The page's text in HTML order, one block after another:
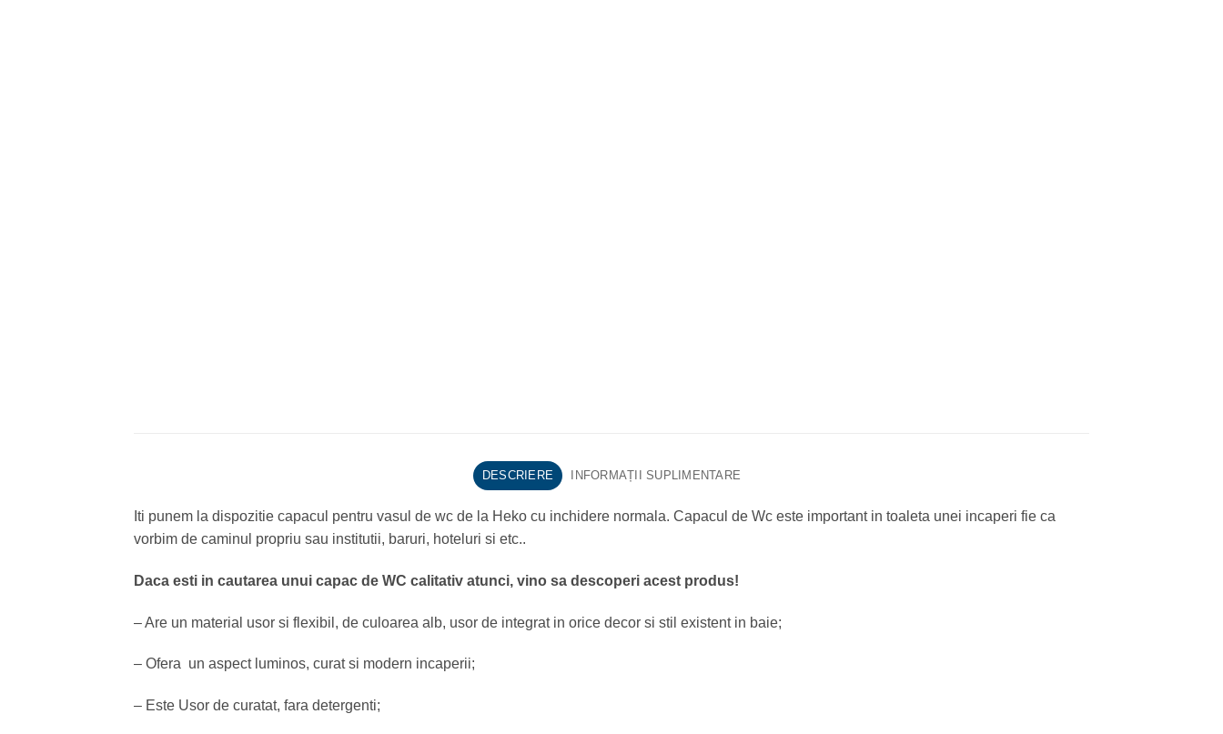
DESCRIERE INFORMAȚII SUPLIMENTARE
Iti punem la dispozitie capacul pentru vasul de wc de la Heko cu inchidere normala. Capacul de Wc este important in toaleta unei incaperi fie ca
vorbim de caminul propriu sau institutii, baruri, hoteluri si etc..
Daca esti in cautarea unui capac de WC calitativ atunci, vino sa descoperi acest produs!
– Are un material usor si flexibil, de culoarea alb, usor de integrat in orice decor si stil existent in baie;
– Ofera un aspect luminos, curat si modern incaperii;
– Este Usor de curatat, fara detergenti;